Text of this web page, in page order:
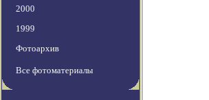
2000
1999
Фотоархив
Все фотоматериалы